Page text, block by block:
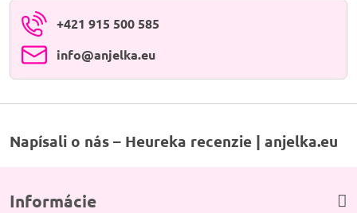
+421 915 500 585
info​@anjelka​.eu
Napísali o nás – Heureka recenzie | anjelka.eu
Informácie